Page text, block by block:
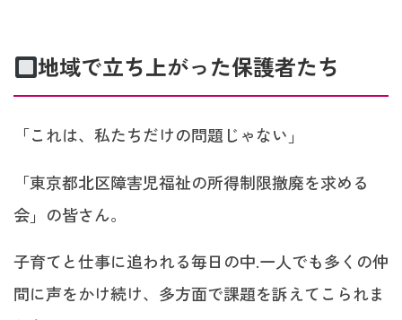
地域で立ち上がった保護者たち
「これは、私たちだけの問題じゃない」
「東京都北区障害児福祉の所得制限撤廃を求める
会」の皆さん。
子育てと仕事に追われる毎日の中.一人でも多くの仲
間に声をかけ続け、多方面で課題を訴えてこられま